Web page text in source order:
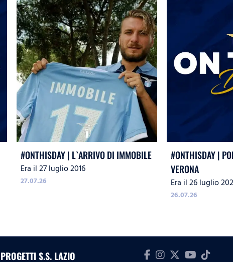
#ONTHISDAY | L`ARRIVO DI IMMOBILE
Era il 27 luglio 2016
27.07.26
#ONTHISDAY |
VERONA
Era il 26 luglio
26.07.26
PROGETTI S.S. LAZIO